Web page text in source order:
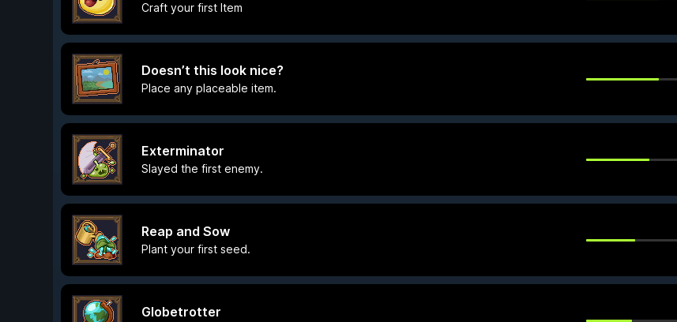
Craft your first Item
Doesn’t this look nice?
Place any placeable item.
Exterminator
Slayed the first enemy.
Reap and Sow
Plant your first seed.
Globetrotter